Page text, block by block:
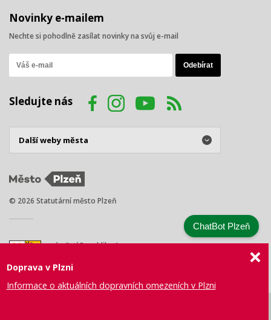
Novinky e-mailem
Nechte si pohodlně zasílat novinky na svůj e-mail
Sledujte nás
© 2026 Statutární město Plzeň
náměstí Republiky 1
Tel.: +420 378 031 111
Doprava v Plzni
Informace o aktuálních dopravních omezeních v Plzni
ChatBot Plzeň